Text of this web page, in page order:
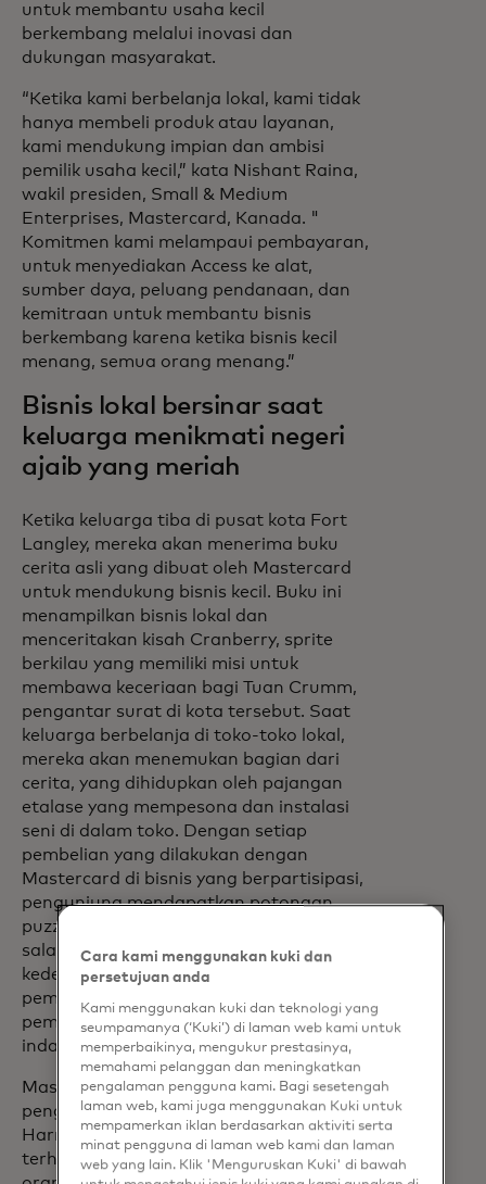
untuk membantu usaha kecil
berkembang melalui inovasi dan
dukungan masyarakat.
“Ketika kami berbelanja lokal, kami tidak
hanya membeli produk atau layanan,
kami mendukung impian dan ambisi
pemilik usaha kecil,” kata Nishant Raina,
wakil presiden, Small & Medium
Enterprises, Mastercard, Kanada. "
Komitmen kami melampaui pembayaran,
untuk menyediakan Access ke alat,
sumber daya, peluang pendanaan, dan
kemitraan untuk membantu bisnis
berkembang karena ketika bisnis kecil
menang, semua orang menang.”
Bisnis lokal bersinar saat
keluarga menikmati negeri
ajaib yang meriah
Ketika keluarga tiba di pusat kota Fort
Langley, mereka akan menerima buku
cerita asli yang dibuat oleh Mastercard
untuk mendukung bisnis kecil. Buku ini
menampilkan bisnis lokal dan
menceritakan kisah Cranberry, sprite
berkilau yang memiliki misi untuk
membawa keceriaan bagi Tuan Crumm,
pengantar surat di kota tersebut. Saat
keluarga berbelanja di toko-toko lokal,
mereka akan menemukan bagian dari
cerita, yang dihidupkan oleh pajangan
etalase yang mempesona dan instalasi
seni di dalam toko. Dengan setiap
pembelian yang dilakukan dengan
Mastercard di bisnis yang berpartisipasi,
pengunjung mendapatkan potongan
puzzle koleksi gratis yang menampilkan
salah satu landmark kota. Ketika
kedelapan bagian tersebut terkumpul,
pembeli akan membawa pulang
pemandangan kota Fort Langley yang
indah.
Mastercard juga bekerja sama dengan
pengusaha Kanada terkenal Jillian
Harris untuk merayakan komitmennya
terhadap bisnis kecil dan mendorong
Cara kami menggunakan kuki dan
persetujuan anda
Kami menggunakan kuki dan teknologi yang
seumpamanya (‘Kuki’) di laman web kami untuk
memperbaikinya, mengukur prestasinya,
memahami pelanggan dan meningkatkan
pengalaman pengguna kami. Bagi sesetengah
laman web, kami juga menggunakan Kuki untuk
mempamerkan iklan berdasarkan aktiviti serta
minat pengguna di laman web kami dan laman
web yang lain. Klik 'Menguruskan Kuki' di bawah